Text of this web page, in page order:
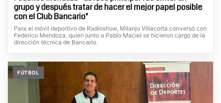
grupo y después tratar de hacer el mejor papel posible
con el Club Bancario"
Para el móvil deportivo de Radioshow, Milanjo Villacorta conversó con
Federico Mendoza, quien junto a Pablo Maciel se hicieron cargo de la
dirección técnica de Bancario.
FÚTBOL